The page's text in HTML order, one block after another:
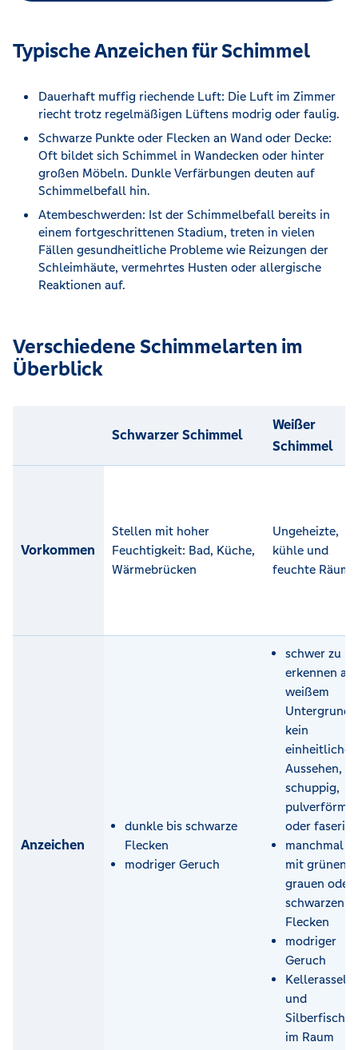
Typische Anzeichen für Schimmel
Dauerhaft muffig riechende Luft: Die Luft im Zimmer
riecht trotz regelmäßigen Lüftens modrig oder faulig.
Schwarze Punkte oder Flecken an Wand oder Decke:
Oft bildet sich Schimmel in Wandecken oder hinter
großen Möbeln. Dunkle Verfärbungen deuten auf
Schimmelbefall hin.
Atembeschwerden: Ist der Schimmelbefall bereits in
einem fortgeschrittenen Stadium, treten in vielen
Fällen gesundheitliche Probleme wie Reizungen der
Schleimhäute, vermehrtes Husten oder allergische
Reaktionen auf.
Verschiedene Schimmelarten im
Überblick
Schwarzer Schimmel
Weißer
Schimmel
Vorkommen
Stellen mit hoher
Feuchtigkeit: Bad, Küche,
Wärmebrücken
Ungeheizte,
kühle und
feuchte Räume
Anzeichen
dunkle bis schwarze
Flecken
modriger Geruch
schwer zu
erkennen auf
weißem
Untergrund
kein
einheitliches
Aussehen,
schuppig,
pulverförmig
oder faserig
manchmal
mit grünen,
grauen oder
schwarzen
Flecken
modriger
Geruch
Kellerasseln
und
Silberfische
im Raum